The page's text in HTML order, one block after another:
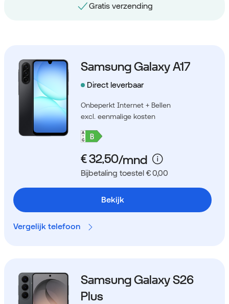
Gratis nummerbehoud
Samsung Galaxy A17
Direct leverbaar
Onbeperkt Internet + Bellen
excl. eenmalige kosten
Bijbetaling toestel € 0,00
Bekijk
Vergelijk telefoon
Samsung Galaxy S26
Plus